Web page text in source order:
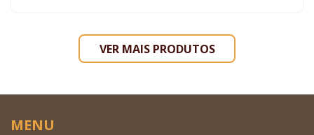
VER MAIS PRODUTOS
MENU